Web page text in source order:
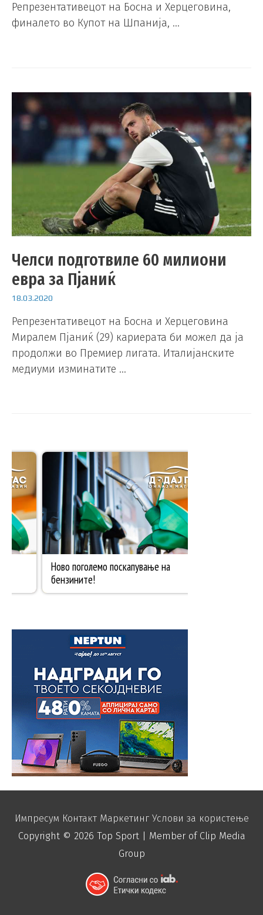
Репрезентативецот на Босна и Херцеговина,
финалето во Купот на Шпанија, …
Челси подготвиле 60 милиони
евра за Пјаниќ
18.03.2020
Репрезентативецот на Босна и Херцеговина
Миралем Пјаниќ (29) кариерата би можел да ја
продолжи во Премиер лигата. Италијанските
медиуми изминатите …
Импресум Контакт Маркетинг Услови за користење
Copyright © 2026 Top Sport| Member of Clip Media
Group